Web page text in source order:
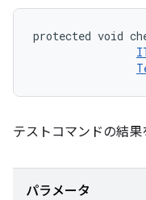
protected void
テストコマンドの結果
パラメータ